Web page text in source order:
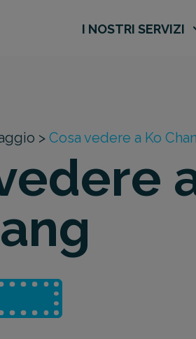
I NOSTRI SERVIZI
> Cosa vedere a Ko